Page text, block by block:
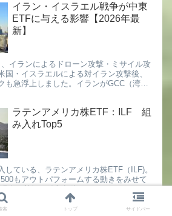
イラン・イスラエル戦争が中東
ETFに与える影響【2026年最
新】
イランによるドローン攻撃・ミサイル攻
国・イスラエルによる対イラン攻撃後、
も急浮上しました。イランがGCC（湾岸
ラテンアメリカ株ETF：ILF 組
み入れTop5
している、ラテンアメリカ株ETF（ILF)。
もアウトパフォームする動きをみせて
。 ＜ILFの特徴＞ ・名称...
索 トップ サイドバー